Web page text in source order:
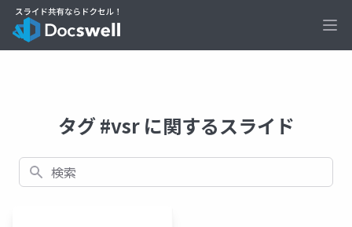
タグ #vsr に関するスライド
検索